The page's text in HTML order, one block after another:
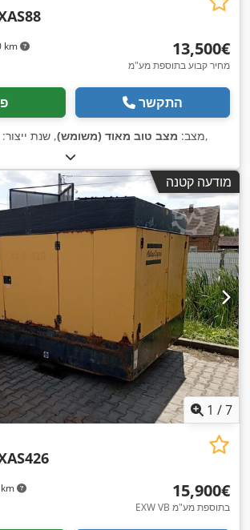
km ‏13,500 ‏€
מחיר קבוע בתוספת מע"מ
התקשר
מצב: מצב טוב מאוד (משומש), שנת ייצור: ,
מודעה קטנה
1 /7
‏15,900 ‏€
EXW VB בתוספת מע"מ